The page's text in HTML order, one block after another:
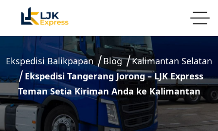
Ekspedisi Balikpapan Blog
Kalimantan Selatan
Ekspedisi Tangerang Jorong – LJK Express
Teman Setia Kiriman Anda ke Kalimantan